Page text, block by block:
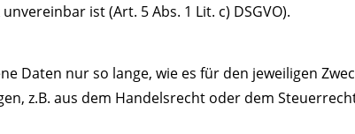
ist (Art. 5 Abs. 1 Lit. c) DSGVO).
Daten nur so lange, wie es für den jeweiligen
z.B. aus dem Handelsrecht oder dem